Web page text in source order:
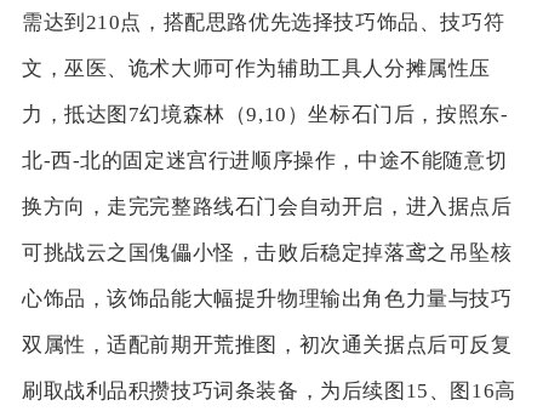
需达到210点，搭配思路优先选择技巧饰品、技巧符
文，巫医、诡术大师可作为辅助工具人分摊属性压
力，抵达图7幻境森林（9,10）坐标石门后，按照东-
北-西-北的固定迷宫行进顺序操作，中途不能随意切
换方向，走完完整路线石门会自动开启，进入据点后
可挑战云之国傀儡小怪，击败后稳定掉落鸢之吊坠核
心饰品，该饰品能大幅提升物理输出角色力量与技巧
双属性，适配前期开荒推图，初次通关据点后可反复
刷取战利品积攒技巧词条装备，为后续图15、图16高